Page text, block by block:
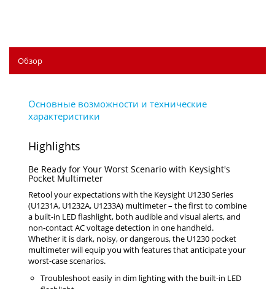
Обзор
Highlights
Be Ready for Your Worst Scenario with Keysight's
Pocket Multimeter
Retool your expectations with the Keysight U1230 Series
(U1231A, U1232A, U1233A) multimeter – the first to combine
a built-in LED flashlight, both audible and visual alerts, and
non-contact AC voltage detection in one handheld.
Whether it is dark, noisy, or dangerous, the U1230 pocket
multimeter will equip you with features that anticipate your
worst-case scenarios.
Troubleshoot easily in dim lighting with the built-in LED